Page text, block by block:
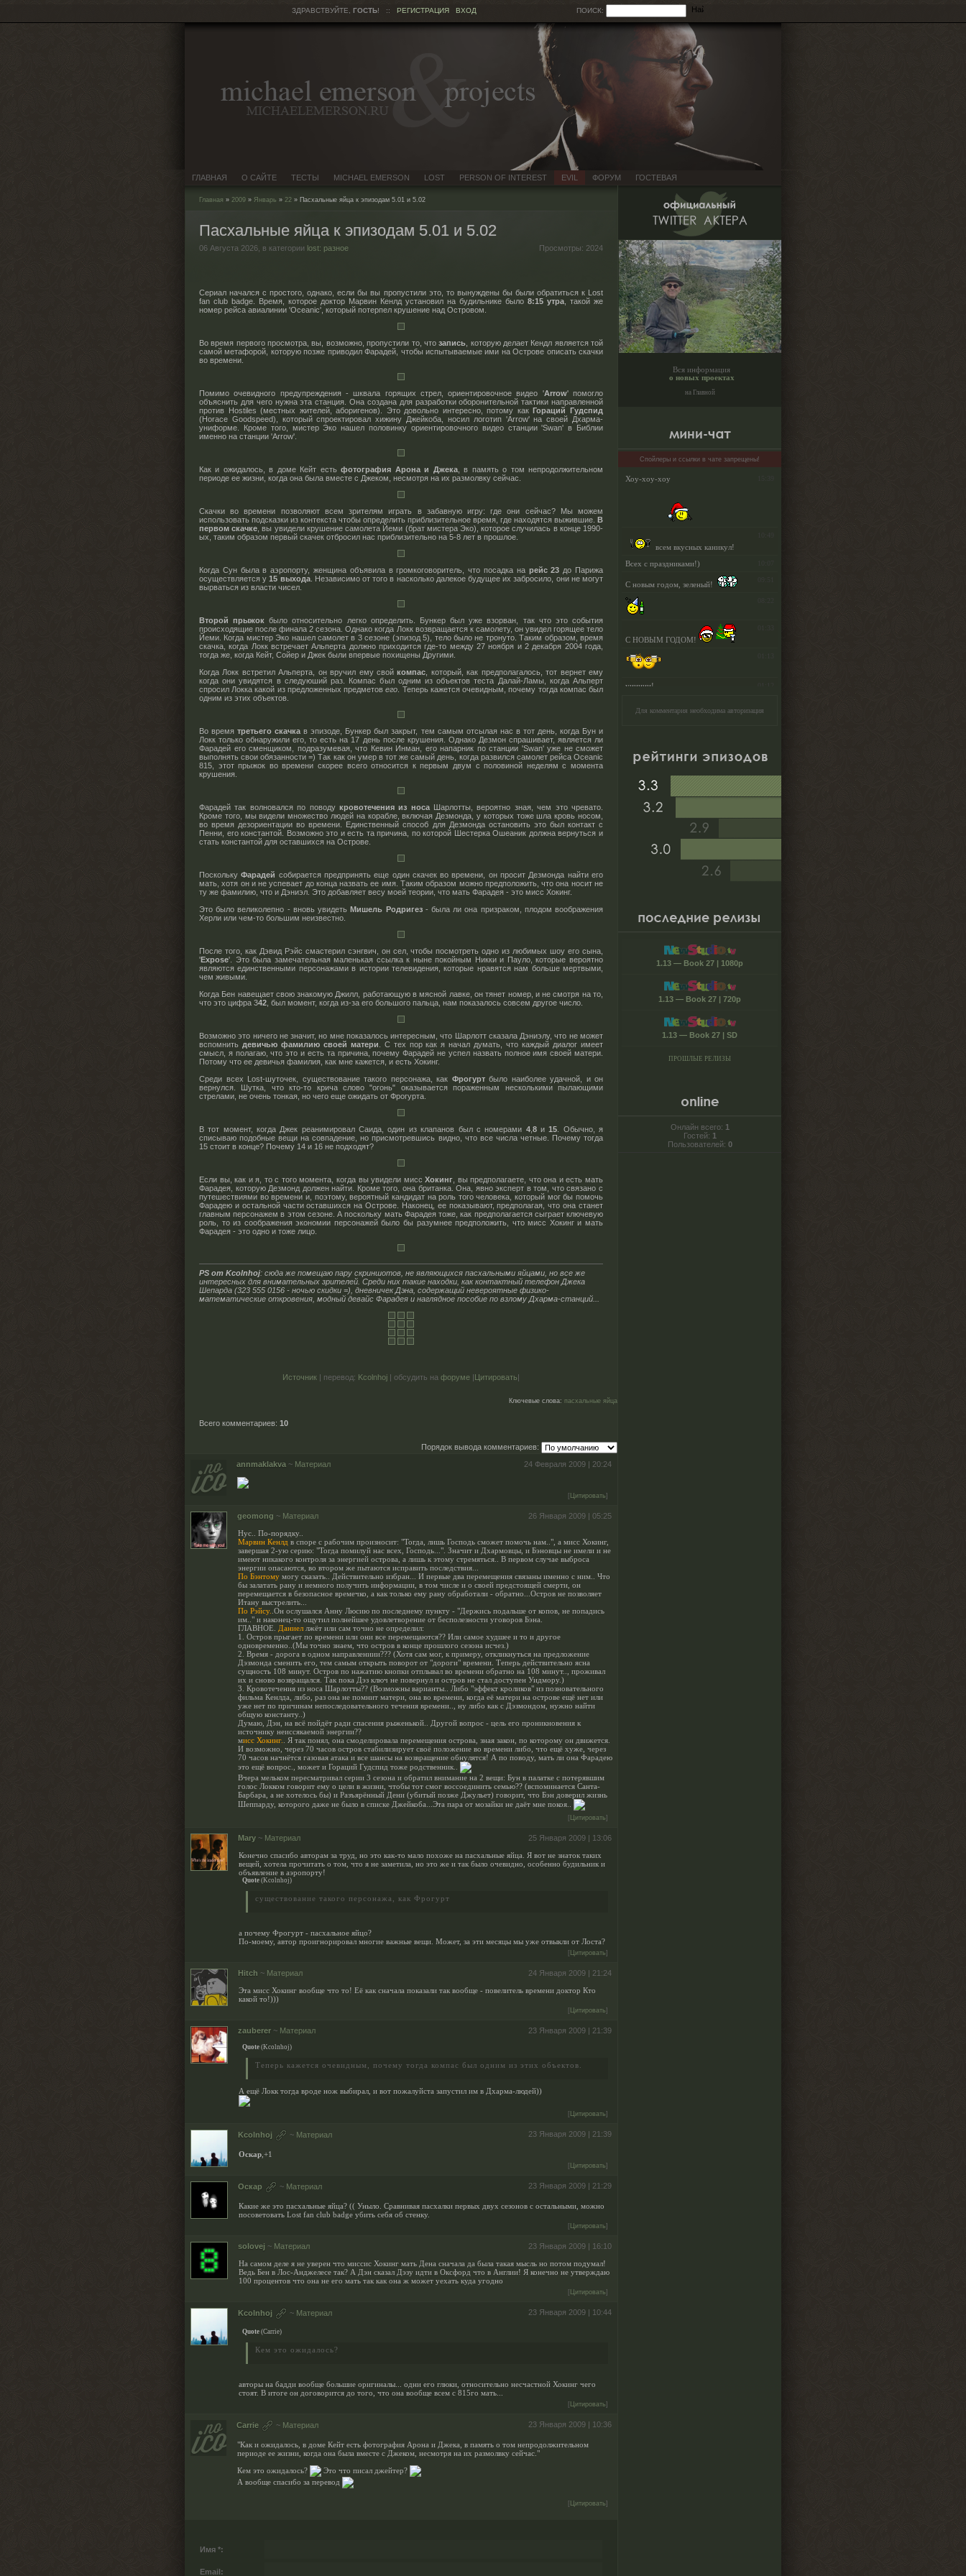
ЗДРАВСТВУЙТЕ, ГОСТЬ! :: РЕГИСТРАЦИЯ ВХОД ПОИСК:
ГЛАВНАЯ О САЙТЕ ТЕСТЫ MICHAEL EMERSON LOST PERSON OF INTEREST EVIL ФОРУМ ГОСТЕВАЯ
Главная » 2009 » Январь » 22 » Пасхальные яйца к эпизодам 5.01 и 5.02
Пасхальные яйца к эпизодам 5.01 и 5.02
06 Августа 2026, в категории lost: разное Просмотры: 2024
Сериал начался с простого, однако, если бы вы пропустили это, то вынуждены бы были обратиться к Lost
fan club badge. Время, которое доктор Марвин Кенлд установил на будильнике было 8:15 утра , такой же
номер рейса авиалинии 'Oceanic', который потерпел крушение над Островом.
Во время первого просмотра, вы, возможно, пропустили то, чтозапись , которую делает Кендл является той
самой метафорой, которую позже приводил Фарадей, чтобы испытываемые ими на Острове описать скачки
во времени.
Помимо очевидного предупреждения - шквала горящих стрел, ориентировочное видео 'Arrow' помогло
объяснить для чего нужна эта станция. Она создана для разработки оборонительной тактики направленной
против Hostiles (местных жителей, аборигенов). Это довольно интересно, потому какГораций Гудспид
(Horace Goodspeed), который спроектировал хижину Джейкоба, носил логотип 'Arrow' на своей Дхарма-
униформе. Кроме того, мистер Эко нашел половинку ориентировочного видео станции 'Swan' в Библии
именно на станции 'Arrow'.
Как и ожидалось, в доме Кейт естьфотография Арона и Джека, в память о том непродолжительном
периоде ее жизни, когда она была вместе с Джеком, несмотря на их размолвку сейчас.
Скачки во времени позволяют всем зрителям играть в забавную игру: где они сейчас? Мы можем
использовать подсказки из контекста чтобы определить приблизительное время, где находятся выжившие. В
первом скачке , вы увидели крушение самолета Йеми (брат мистера Эко), которое случилась в конце 1990-
ых, таким образом первый скачек отбросил нас приблизительно на 5-8 лет в прошлое.
Когда Сун была в аэропорту, женщина объявила в громкоговоритель, что посадка на рейс 23 до Парижа
осуществляется у15 выхода. Независимо от того в насколько далекое будущее их забросило, они не могут
вырваться из власти чисел.
Второй прыжок было относительно легко определить. Бункер был уже взорван, так что это события
происходящие после финала 2 сезона. Однако когда Локк возвращается к самолету, он увидел горящее тело
Йеми. Когда мистер Эко нашел самолет в 3 сезоне (эпизод 5), тело было не тронуто. Таким образом, время
скачка, когда Локк встречает Альперта должно приходится где-то между 27 ноября и 2 декабря 2004 года,
тогда же, когда Кейт, Сойер и Джек были впервые похищены Другими.
Когда Локк встретил Альперта, он вручил ему свойкомпас , который, как предполагалось, тот вернет ему
когда они увидятся в следуюший раз. Компас был одним из объектов теста Далай-Ламы, когда Альперт
спросил Локка какой из предложенных предметовего . Теперь кажется очевидным, почему тогда компас был
одним из этих объектов.
Во времятретьего скачка в эпизоде, Бункер был закрыт, тем самым отсылая нас в тот день, когда Бун и
Локк только обнаружили его, то есть на 17 день после крушения. Однако Дезмон спрашивает, является ли
Фарадей его сменщиком, подразумевая, что Кевин Инман, его напарник по станции 'Swan' уже не сможет
выполнять свои обязанности =) Так как он умер в тот же самый день, когда развился самолет рейса Oceanic
815, этот прыжок во времени скорее всего относится к первым двум с половиной неделям с момента
крушения.
Фарадей так волновался по поводу кровотечения из носаШарлотты, вероятно зная, чем это чревато.
Кроме того, мы видели множество людей на корабле, включая Дезмонда, у которых тоже шла кровь носом,
во время дезориентации во времени. Единственный способ для Дезмонда остановить это был контакт с
Пенни, его константой. Возможно это и есть та причина, по которой Шестерка Ошеаник должна вернуться и
стать константой для оставшихся на Острове.
ПосколькуФарадей собирается предпринять еще один скачек во времени, он просит Дезмонда найти его
мать, хотя он и не успевает до конца назвать ее имя. Таким образом можно предположить, что она носит не
ту же фамилию, что и Дэниэл. Это добавляет весу моей теории, что мать Фарадея - это мисс Хокинг.
Это было великолепно - вновь увидетьМишель Родригез- была ли она призраком, плодом воображения
Херли или чем-то большим неизвестно.
После того, как Дэвид Рэйс смастерил сэнгвич, он сел, чтобы посмотреть одно из любимых шоу его сына,
'Expose'. Это была замечательная маленькая ссылка к ныне покойным Никки и Пауло, которые вероятно
являются единственными персонажами в истории телевидения, которые нравятся нам больше мертвыми,
чем живыми.
Когда Бен навещает свою знакомую Джилл, работающую в мясной лавке, он тянет номер, и не смотря на то,
что это цифра 342 , был момент, когда из-за его большого пальца, нам показалось совсем другое число.
Возможно это ничего не значит, но мне показалось интересным, что Шарлотт сказала Дэниэлу, что не может
вспомнить девичью фамилию своей матери . С тех пор как я начал думать, что каждый диалог имеет
смысл, я полагаю, что это и есть та причина, почему Фарадей не успел назвать полное имя своей матери.
Потому что ее девичья фамилия, как мне кажется, и есть Хокинг.
Среди всех Lost-шуточек, существование такого персонажа, как Фрогурт было наиболее удачной, и он
вернулся. Шутка, что кто-то крича слово "огонь" оказывается пораженным несколькими пылающими
стрелами, не очень тонкая, но чего еще ожидать от Фрогурта.
В тот момент, когда Джек реанимировал Cаида, один из клапанов был с номерами 4, 8и15 . Обычно, я
списываю подобные вещи на совпадение, но присмотревшись видно, что все числа четные. Почему тогда
15 стоит в конце? Почему 14 и 16 не подходят?
Если вы, как и я, то с того момента, когда вы увидели миссХокинг , вы предполагаете, что она и есть мать
Фарадея, которую Дезмонд должен найти. Кроме того, она британка. Она, явно эксперт в том, что связано с
путешествиями во времени и, поэтому, вероятный кандидат на роль того человека, который мог бы помочь
Фарадею и остальной части оставшихся на Острове. Наконец, ее показывают, предполагая, что она станет
главным персонажем в этом сезоне. А поскольку мать Фарадея тоже, как предполагается сыграет ключевую
роль, то из соображения экономии персонажей было бы разумнее предположить, что мисс Хокинг и мать
Фарадея - это одно и тоже лицо.
PS от Kcolnhoj: сюда же помещаю пару скриншотов, не являющихся пасхальными яйцами, но все же
интересных для внимательных зрителей. Среди них такие находки, как контактный телефон Джека
Шепарда (323 555 0156 - ночью скидки =), дневничек Дэна, содержащий невероятные физико-
математические откровения, модный девайс Фарадея и наглядное пособие по взлому Дхарма-станций...
Источник | перевод: Kcolnhoj | обсудить на форуме |Цитировать|
Ключевые слова: пасхальные яйца
Всего комментариев: 10
Порядок вывода комментариев:
24 Февраля 2009 | 20:24
annmaklakva ~ Материал
Цитировать]
26 Января 2009 | 05:25
geomong ~ Материал
Нус.. По-порядку..
Марвин Кенлд в споре с рабочим произносит: "Тогда, лишь Господь сможет помочь нам..", а мисс Хокинг,
завершая 2-ую серию: "Тогда помилуй нас всех, Господь...". Значит и Дхармовцы, и Бэновцы не имели и не
имеют никакого контроля за энергией острова, а лишь к этому стремяться.. В первом случае выброса
энергии опасаются, во втором же пытаются исправить последствия...
По Бэнтому могу сказать.. Действительно избран... И первые два перемещения связаны именно с ним.. Что
бы залатать рану и немного получить информации, в том числе и о своей предстоящей смерти, он
перемещается в безопасное времечко, а как только ему рану обработали - обратно...Остров не позволяет
Итану выстрелить...
По Рэйсу. .Он ослушался Анну Люсию по последнему пункту - "Держись подальше от копов, не попадись
им.." и наконец-то ощутил полнейшее удовлетворение от бесполезности уговоров Бэна.
ГЛАВНОЕ. Даниел лжёт или сам точно не определил:
1. Остров прыгает по времени или они все перемещаются?? Или самое худшее и то и другое
одновременно..(Мы точно знаем, что остров в конце прошлого сезона исчез.)
2. Время - дорога в одном направлениии??? (Хотя сам мог, к примеру, откликнуться на предложение
Дэзмонда сменить его, тем самым открыть поворот от "дороги" времени. Теперь действительно ясна
сущность 108 минут. Остров по нажатию кнопки отплывал во времени обратно на 108 минут.., проживал
их и сново возвращался. Так пока Дэз ключ не повернул и остров не стал доступен Уидмору.)
3. Кровотечения из носа Шарлотты?? (Возможны варианты.. Либо "эффект кроликов" из позновательного
фильма Кенлда, либо, раз она не помнит матери, она во времени, когда её матери на острове ещё нет или
уже нет по причинам непоследовательного течения времени.., ну либо как с Дэзмондом, нужно найти
общую константу..)
Думаю, Дэн, на всё пойдёт ради спасения рыженькой.. Другой вопрос - цель его проникновения к
источнику неиссякаемой энергии??
мисс Хокинг.
. Я так понял, она смоделировала перемещения острова, зная закон, по которому он движется.
И возможно, через 70 часов остров стабилизирует своё положение во времени либо, что ещё хуже, через
70 часов начнётся газовая атака и все шансы на возвращение обнулятся! А по поводу, мать ли она Фарадею
это ещё вопрос., может и Гораций Гудспид тоже родственник..
Вчера мельком пересматривал серии 3 сезона и обратил внимание на 2 вещи: Бун в палатке с потерявшим
голос Локком говорит ему о цели в жизни, чтобы тот смог воссоединить семью?? (вспоминается Санта-
Барбара, а не хотелось бы) и Разъярённый Дени (убитый позже Джульет) говорит, что Бэн доверил жизнь
Шеппарду, которого даже не было в списке Джейкоба...Эта пара от мозайки не даёт мне покоя..
Цитировать]
25 Января 2009 | 13:06
Mary ~ Материал
Конечно спасибо авторам за труд, но это как-то мало похоже на пасхальные яйца. Я вот не знаток таких
вещей, хотела прочитать о том, что я не заметила, но это же и так было очевидно, особенно будильник и
объявление в аэропорту!
Quote (Kcolnhoj)
существование такого персонажа, как Фрогурт
а почему Фрогурт - пасхальное яйцо?
По-моему, автор проигнорировал многие важные вещи. Может, за эти месяцы мы уже отвыкли от Лоста?
Цитировать]
24 Января 2009 | 21:24
Hitch ~ Материал
Эта мисс Хокинг вообще что то! Её как сначала показали так вообще - повелитель времени доктор Кто
какой то!)))
Цитировать]
23 Января 2009 | 21:39
zauberer ~ Материал
Quote (Kcolnhoj)
Теперь кажется очевидным, почему тогда компас был одним из этих объектов.
А ещё Локк тогда вроде нож выбирал, и вот пожалуйста запустил им в Дхарма-людей))
Цитировать]
23 Января 2009 | 21:39
Kcolnhoj ~ Материал
Оскар ,+1
Цитировать]
23 Января 2009 | 21:29
Оскар ~ Материал
Какие же это пасхальные яйца? (( Уныло. Сравнивая пасхалки первых двух сезонов с остальными, можно
посоветовать Lost fan club badge убить себя об стенку.
Цитировать]
23 Января 2009 | 16:10
solovej ~ Материал
На самом деле я не уверен что миссис Хокинг мать Дена сначала да была такая мысль но потом подумал!
Ведь Бен в Лос-Анджелесе так? А Дэн сказал Дэзу идти в Оксфорд что в Англии! Я конечно не утверждаю
100 процентов что она не его мать так как она ж может уехать куда угодно
Цитировать]
23 Января 2009 | 10:44
Kcolnhoj ~ Материал
Quote (Carrie)
Кем это ожидалось?
авторы на бадди вообще большие оригиналы... одни его глюки, относительно несчастной Хокинг чего
стоят. В итоге он договорится до того, что она вообще всем с 815го мать...
Цитировать]
23 Января 2009 | 10:36
Carrie ~ Материал
"Как и ожидалось, в доме Кейт есть фотография Арона и Джека, в память о том непродолжительном
периоде ее жизни, когда она была вместе с Джеком, несмотря на их размолвку сейчас."
Кем это ожидалось?
Это что писал джейтер?
А вообще спасибо за перевод
Цитировать]
Имя *:
Email:
Вся информация
о новых проектах
на Главной
Спойлеры и ссылки в чате запрещены!
Для комментария необходима авторизация
1.13 — Book 27 | 1080p
1.13 — Book 27 | 720p
1.13 — Book 27 | SD
ПРОШЛЫЕ РЕЛИЗЫ
Онлайн всего: 1
Гостей: 1
Пользователей: 0